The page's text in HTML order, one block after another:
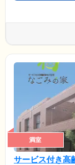
満室
サービス付き高